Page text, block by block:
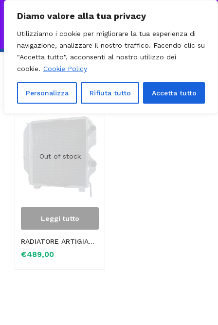
Diamo valore alla tua privacy
Utilizziamo i cookie per migliorare la tua esperienza di
navigazione, analizzare il nostro traffico. Facendo clic su
"Accetta tutto", acconsenti al nostro utilizzo dei
cookie. Cookie Policy
Personalizza Rifiuta tutto Accetta tutto
VISITA IL NOSTRO E-COMMERCE – SPEDIZIONI NAZIONALI E
INVIATE CON CORRIERE DHL EXPRESS - BRT - UPSIgnora
Visualizzazione del risultato
Filter
Out of stock
Leggi tutto
RADIATORE ARTIGIANALE INTERAMENTE COSTRUITO IN OTTONE – RAME PER TRATTORE GOLDONI STAR QUASAR VIGNERON CON MASSA RADIANTE 4 FILE – 00026252
€489,00